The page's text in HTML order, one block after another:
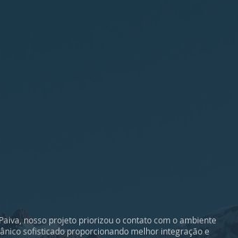
nosso projeto priorizou o contato com o ambiente
sofisticado proporcionando melhor integração e